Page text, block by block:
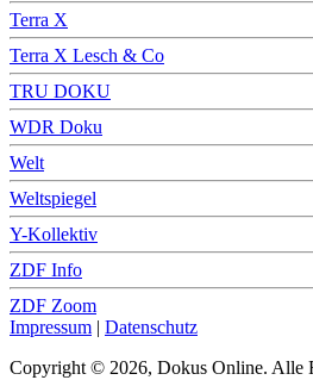
Terra X
Terra X Lesch & Co
TRU DOKU
WDR Doku
Welt
Weltspiegel
Y-Kollektiv
ZDF Info
ZDF Zoom
Impressum | Datenschutz
Copyright © 2026, Dokus Online. Alle